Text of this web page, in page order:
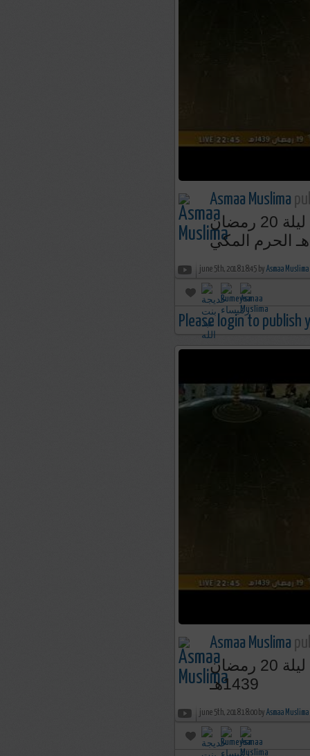
Asmaa Muslima
تلاوة رائعة من سورة الأحزاب للشيخ ياسر الدوسري ليلة 20 رمضان
june 5th, 2018 18:45 by Asmaa Muslima
Please login to publish
Asmaa Muslima
تلاوة رائعة من سورة الأحزاب للشيخ ياسر الدوسري ليلة 20 رمضان
1439هـ
june 5th, 2018 18:00 by Asmaa Muslima